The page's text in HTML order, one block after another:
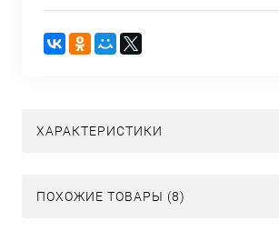
ХАРАКТЕРИСТИКИ
ПОХОЖИЕ ТОВАРЫ (8)